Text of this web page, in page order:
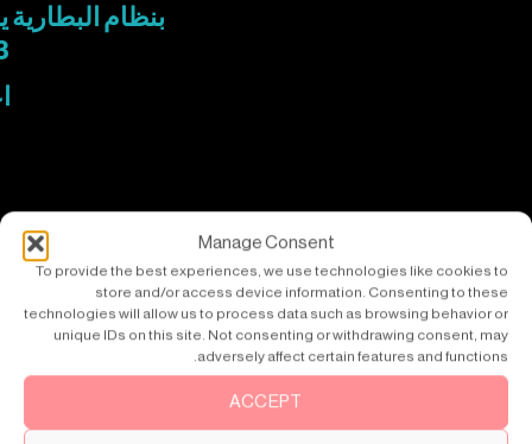
Manage Consent
To provide the best experiences, we use technologies like cookies to
store and/or access device information. Consenting to these
technologies will allow us to process data such as browsing behavior or
unique IDs on this site. Not consenting or withdrawing consent, may
adversely affect certain features and functions.
ACCEPT
بنظام
3